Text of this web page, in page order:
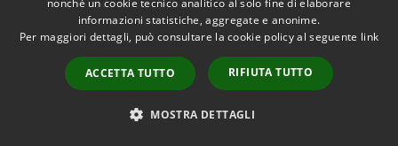
CONTATTI
Comune di Chivasso
nonché un cookie tecnico analitico al solo fine di elaborare
informazioni statistiche, aggregate e anonime.
Per maggiori dettagli, può consultare la cookie policy al seguente link
ACCETTA TUTTO RIFIUTA TUTTO
MOSTRA DETTAGLI